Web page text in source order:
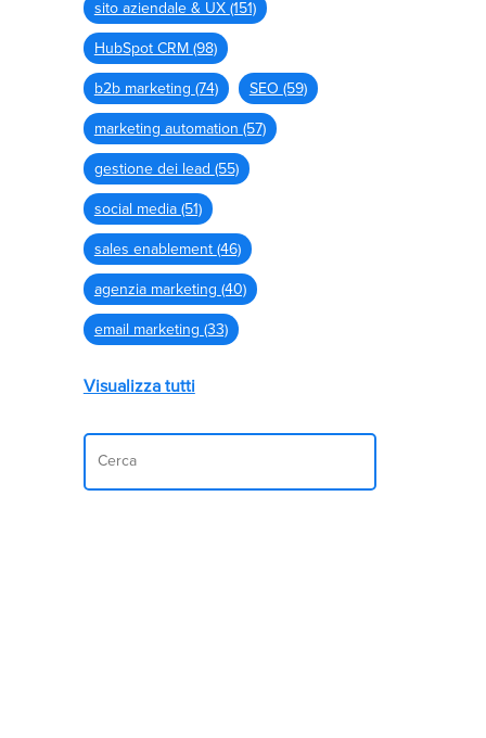
sito aziendale & UX (151)
HubSpot CRM (98)
b2b marketing (74) SEO (59)
marketing automation (57)
gestione dei lead (55)
social media (51)
sales enablement (46)
agenzia marketing (40)
email marketing (33)
Visualizza tutti